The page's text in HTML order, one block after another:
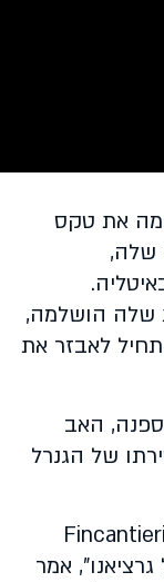
את טקס
שלה,
שלה הושלמה,
לאבזר את
האב
של הגנרל
Fincantieri
אמר